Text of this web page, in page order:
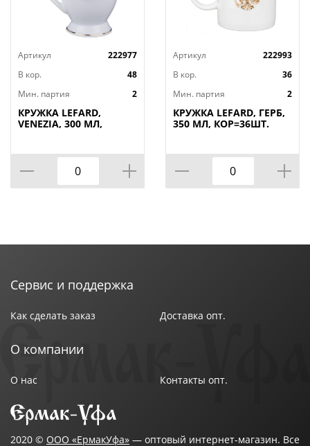
Артикул
222977
В кор.
48
Мин. партия
2
КРУЖКА LEFARD,
VENEZIA, 300 МЛ,
Артикул
222993
В кор.
36
Мин. партия
2
КРУЖКА LEFARD, ГЕРБ,
350 МЛ, КОР=36ШТ.
Сервис и поддержка
Как сделать заказ Доставка опт.
О компании
О нас Контакты опт.
2020 © ООО «ЕрмакУфа» — оптовый интернет-магазин. Все